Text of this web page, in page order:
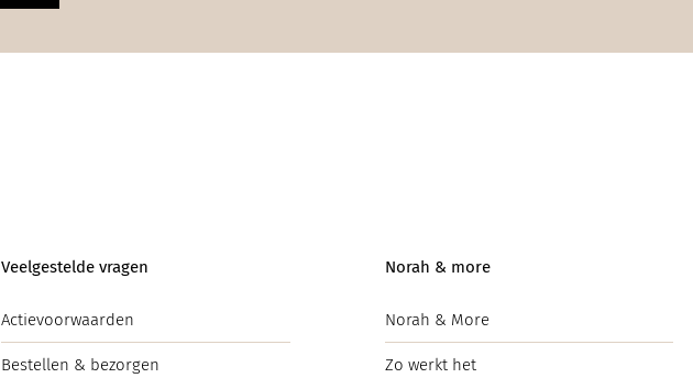
Veelgestelde vragen
Actievoorwaarden
Bestellen & bezorgen
Norah & more
Norah & More
Zo werkt het